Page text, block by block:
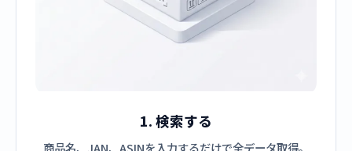
1. 検索する
商品名、JAN、ASINを入力するだけで全データ取得。